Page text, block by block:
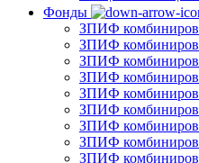
Фонды
ЗПИФ
ЗПИФ
ЗПИФ
ЗПИФ
ЗПИФ
ЗПИФ
ЗПИФ
ЗПИФ
ЗПИФ